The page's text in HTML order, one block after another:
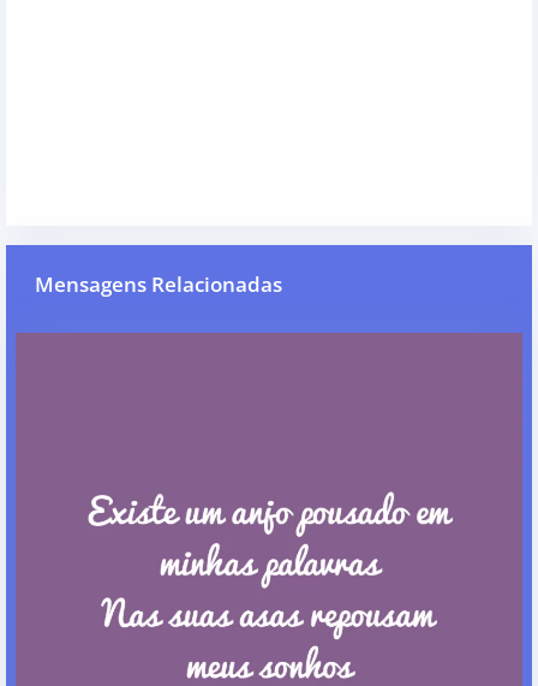
Mensagens Relacionadas